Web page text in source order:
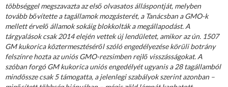
többséggel megszavazta az első olvasatos álláspontját, melyben
tovább bővítette a tagállamok mozgásterét, a Tanácsban a GMO-k
mellett érvelő államok sokáig blokkolták a megállapodást. A
tárgyalások csak 2014 elején vettek új lendületet, amikor az ún. 1507
GM kukorica köztermesztéséről szóló engedélyezése körüli botrány
felszínre hozta az uniós GMO-rezsimben rejlő visszásságokat. A
szóban forgó GM kukorica uniós engedélyét ugyanis a 28 tagállamból
mindössze csak 5 támogatta, a jelenlegi szabályok szerint azonban –